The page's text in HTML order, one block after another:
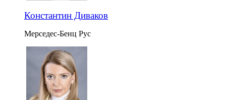
Константин Диваков
Мерседес-Бенц Рус